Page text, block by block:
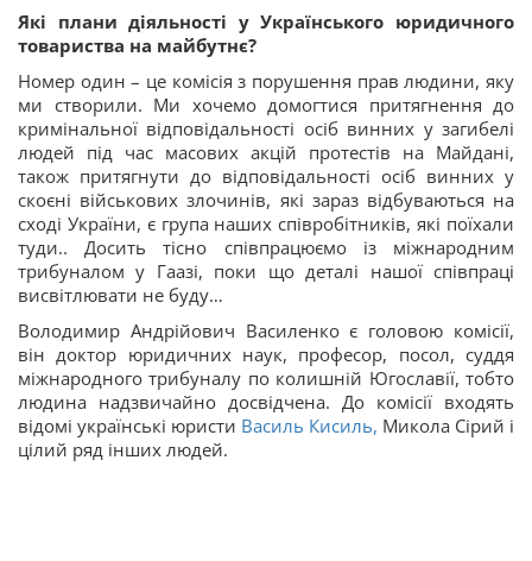
Які плани діяльності у Українського юридичного
товариства на майбутнє?
Номер один – це комісія з порушення прав людини, яку
ми створили. Ми хочемо домогтися притягнення до
кримінальної відповідальності осіб винних у загибелі
людей під час масових акцій протестів на Майдані,
також притягнути до відповідальності осіб винних у
скоєні військових злочинів, які зараз відбуваються на
сході України, є група наших співробітників, які поїхали
туди.. Досить тісно співпрацюємо із міжнародним
трибуналом у Гаазі, поки що деталі нашої співпраці
висвітлювати не буду…
Володимир Андрійович Василенко є головою комісії,
він доктор юридичних наук, професор, посол, суддя
міжнародного трибуналу по колишній Югославії, тобто
людина надзвичайно досвідчена. До комісії входять
відомі українські юристи Василь Кисиль, Микола Сірий і
цілий ряд інших людей.